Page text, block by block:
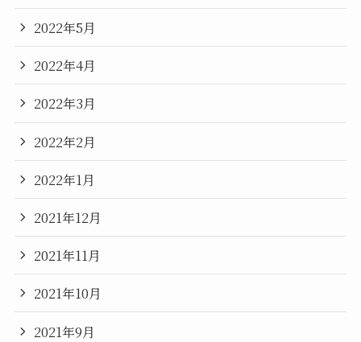
2022年5月
2022年4月
2022年3月
2022年2月
2022年1月
2021年12月
2021年11月
2021年10月
2021年9月